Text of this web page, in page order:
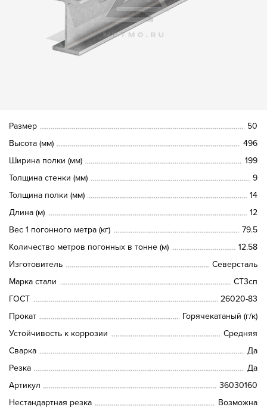
Размер
50
Высота (мм)
496
Ширина полки (мм)
199
Толщина стенки (мм)
9
Толщина полки (мм)
14
Длина (м)
12
Вес 1 погонного метра (кг)
79.5
Количество метров погонных в тонне (м)
12.58
Изготовитель
Северсталь
Марка стали
СТ3сп
ГОСТ
26020-83
Прокат
Горячекатаный (г/к)
Устойчивость к коррозии
Средняя
Сварка
Да
Резка
Да
Артикул
36030160
Нестандартная резка
Возможна